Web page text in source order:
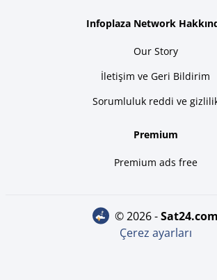
Infoplaza Network
Our Story
İletişim ve Geri Bildirim
Sorumluluk reddi ve
Premium
Premium ads free
© 2026 - sat24.com
Çerez ayarları